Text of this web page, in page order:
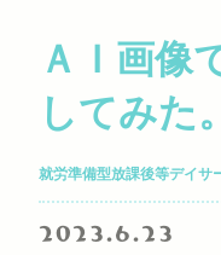
ＡＩ画像
してみた。
就労準備型放課後等デイ
2023.6.23